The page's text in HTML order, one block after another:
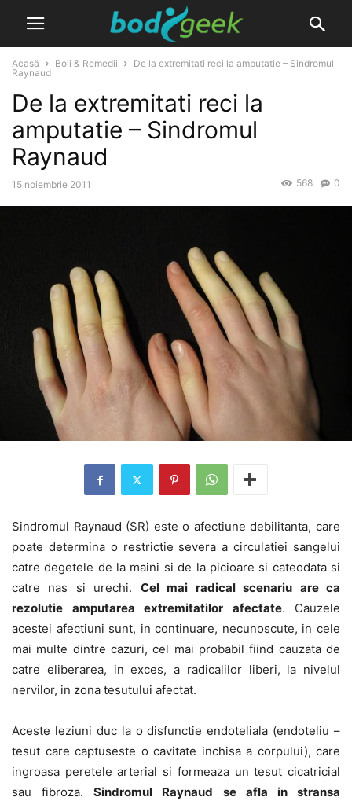
Acasă Boli & Remedii
De la extremitati reci la amputatie – Sindromul
Raynaud
De la extremitati reci la
amputatie – Sindromul
Raynaud
15 noiembrie 2011 0
568
Sindromul Raynaud (SR) este o afectiune debilitanta, care
poate determina o restrictie severa a circulatiei sangelui
catre degetele de la maini si de la picioare si cateodata si
catre nas si urechi. Cel mai radical scenariu are ca
rezolutie amputarea extremitatilor afectate. Cauzele
acestei afectiuni sunt, in continuare, necunoscute, in cele
mai multe dintre cazuri, cel mai probabil fiind cauzata de
catre eliberarea, in exces, a radicalilor liberi, la nivelul
nervilor, in zona tesutului afectat.
Aceste leziuni duc la o disfunctie endoteliala (endoteliu –
tesut care captuseste o cavitate inchisa a corpului), care
ingroasa peretele arterial si formeaza un tesut cicatricial
sau fibroza.Sindromul Raynaud se afla in stransa